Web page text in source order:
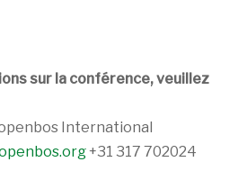
sur la conférence, veuillez
International
+31 317 702024